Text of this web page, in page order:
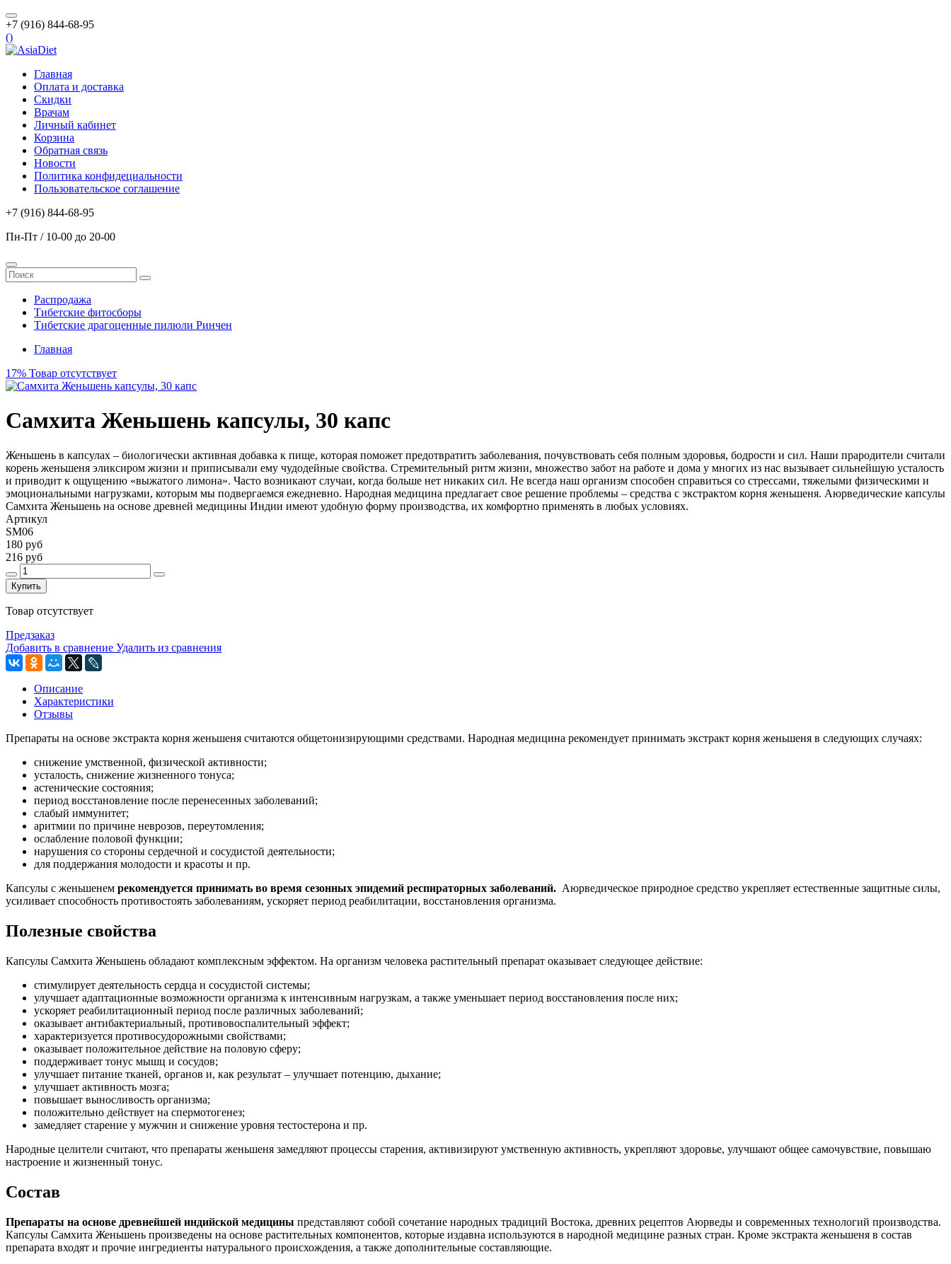
+7 (916) 844-68-95
()
Главная
Оплата и доставка
Скидки
Врачам
Личный кабинет
Корзина
Обратная связь
Новости
Политика конфидециальности
Пользовательское соглашение
+7 (916) 844-68-95
Пн-Пт / 10-00 до 20-00
Распродажа
Тибетские фитосборы
Тибетские драгоценные пилюли Ринчен
Главная
17% Товар отсутствует
Самхита Женьшень капсулы, 30 капс
Женьшень в капсулах – биологически активная добавка к пище, которая поможет предотвратить заболевания, почувствовать себя полным здоровья, бодрости и сил. Наши прародители считали
корень женьшеня эликсиром жизни и приписывали ему чудодейные свойства. Стремительный ритм жизни, множество забот на работе и дома у многих из нас вызывает сильнейшую усталость
и приводит к ощущению «выжатого лимона». Часто возникают случаи, когда больше нет никаких сил. Не всегда наш организм способен справиться со стрессами, тяжелыми физическими и
эмоциональными нагрузками, которым мы подвергаемся ежедневно. Народная медицина предлагает свое решение проблемы – средства с экстрактом корня женьшеня. Аюрведические капсулы
Самхита Женьшень на основе древней медицины Индии имеют удобную форму производства, их комфортно применять в любых условиях.
Артикул
SM06
180 руб
216 руб
Купить
Товар отсутствует
Предзаказ
Добавить в сравнение Удалить из сравнения
Описание
Характеристики
Отзывы
Препараты на основе экстракта корня женьшеня считаются общетонизирующими средствами. Народная медицина рекомендует принимать экстракт корня женьшеня в следующих случаях:
снижение умственной, физической активности;
усталость, снижение жизненного тонуса;
астенические состояния;
период восстановление после перенесенных заболеваний;
слабый иммунитет;
аритмии по причине неврозов, переутомления;
ослабление половой функции;
нарушения со стороны сердечной и сосудистой деятельности;
для поддержания молодости и красоты и пр.
Капсулы с женьшенем рекомендуется принимать во время сезонных эпидемий респираторных заболеваний. Аюрведическое природное средство укрепляет естественные защитные силы,
усиливает способность противостоять заболеваниям, ускоряет период реабилитации, восстановления организма.
Полезные свойства
Капсулы Самхита Женьшень обладают комплексным эффектом. На организм человека растительный препарат оказывает следующее действие:
стимулирует деятельность сердца и сосудистой системы;
улучшает адаптационные возможности организма к интенсивным нагрузкам, а также уменьшает период восстановления после них;
ускоряет реабилитационный период после различных заболеваний;
оказывает антибактериальный, противовоспалительный эффект;
характеризуется противосудорожными свойствами;
оказывает положительное действие на половую сферу;
поддерживает тонус мышц и сосудов;
улучшает питание тканей, органов и, как результат – улучшает потенцию, дыхание;
улучшает активность мозга;
повышает выносливость организма;
положительно действует на спермотогенез;
замедляет старение у мужчин и снижение уровня тестостерона и пр.
Народные целители считают, что препараты женьшеня замедляют процессы старения, активизируют умственную активность, укрепляют здоровье, улучшают общее самочувствие, повышаю
настроение и жизненный тонус.
Состав
Препараты на основе древнейшей индийской медицины представляют собой сочетание народных традиций Востока, древних рецептов Аюрведы и современных технологий производства.
Капсулы Самхита Женьшень произведены на основе растительных компонентов, которые издавна используются в народной медицине разных стран. Кроме экстракта женьшеня в состав
препарата входят и прочие ингредиенты натурального происхождения, а также дополнительные составляющие.